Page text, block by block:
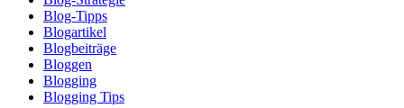
Blog-Tipps
Blogartikel
Blogbeiträge
Bloggen
Blogging
Blogging Tips